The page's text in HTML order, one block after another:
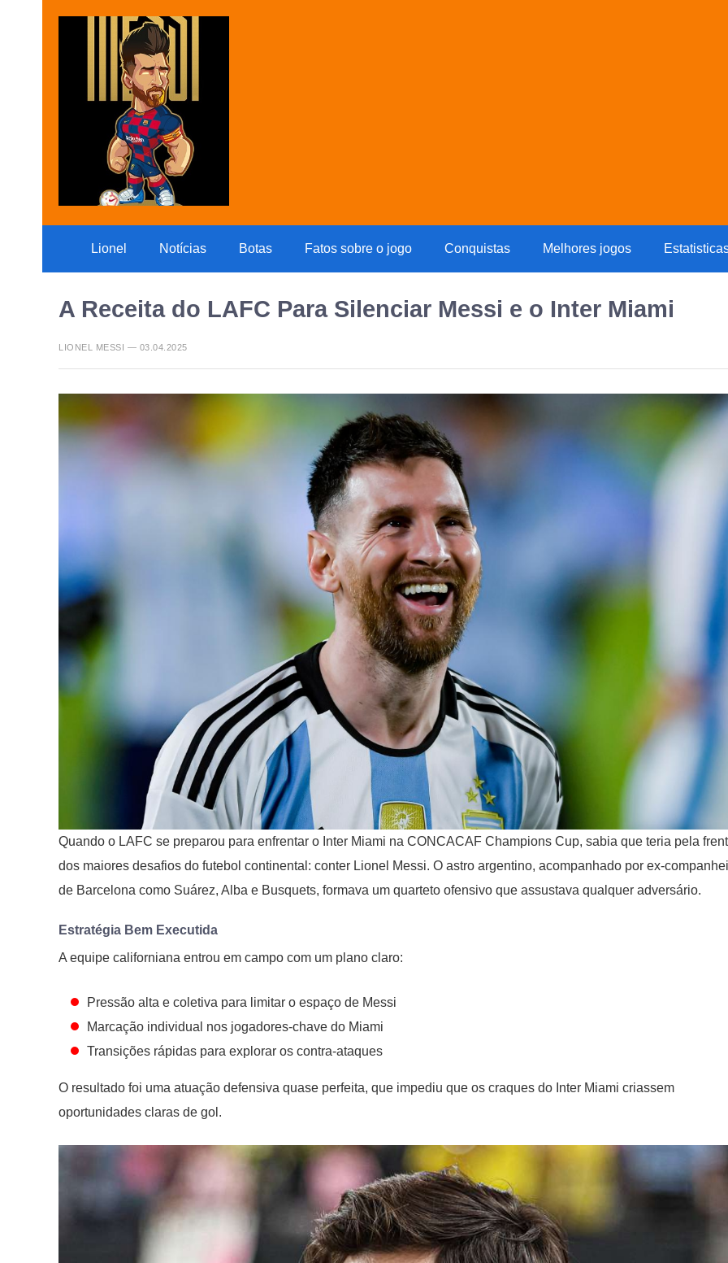
Lionel Notícias Botas Fatos sobre o jogo Conquistas Melhores jogos
A Receita do LAFC Para Silenciar Messi e o Inter Miami
LIONEL MESSI — 03.04.2025
Quando o LAFC se preparou para enfrentar o Inter Miami na CONCACAF Champions Cup, sabia que teria pela
dos maiores desafios do futebol continental: conter Lionel Messi. O astro argentino, acompanhado por ex-
de Barcelona como Suárez, Alba e Busquets, formava um quarteto ofensivo que assustava qualquer adversário.
Estratégia Bem Executida
A equipe californiana entrou em campo com um plano claro:
Pressão alta e coletiva para limitar o espaço de Messi
Marcação individual nos jogadores-chave do Miami
Transições rápidas para explorar os contra-ataques
O resultado foi uma atuação defensiva quase perfeita, que impediu que os craques do Inter Miami criassem
oportunidades claras de gol.